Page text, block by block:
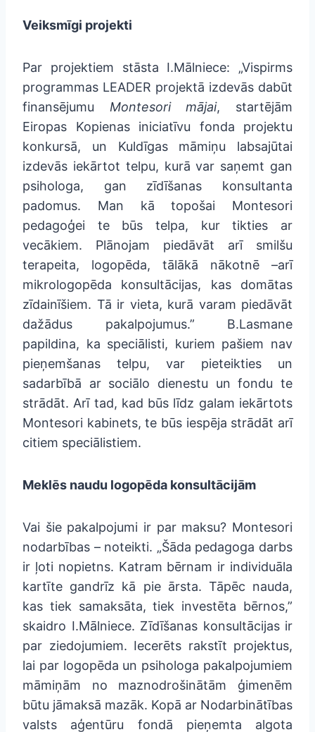
Veiksmīgi projekti
Par projektiem stāsta I.Mālniece: „Vispirms
programmas LEADER projektā izdevās dabūt
finansējumu Montesori mājai, startējām
Eiropas Kopienas iniciatīvu fonda projektu
konkursā, un Kuldīgas māmiņu labsajūtai
izdevās iekārtot telpu, kurā var saņemt gan
psihologa, gan zīdīšanas konsultanta
padomus. Man kā topošai Montesori
pedagoģei te būs telpa, kur tikties ar
vecākiem. Plānojam piedāvāt arī smilšu
terapeita, logopēda, tālākā nākotnē –arī
mikrologopēda konsultācijas, kas domātas
zīdainīšiem. Tā ir vieta, kurā varam piedāvāt
dažādus pakalpojumus.” B.Lasmane
papildina, ka speciālisti, kuriem pašiem nav
pieņemšanas telpu, var pieteikties un
sadarbībā ar sociālo dienestu un fondu te
strādāt. Arī tad, kad būs līdz galam iekārtots
Montesori kabinets, te būs iespēja strādāt arī
citiem speciālistiem.
Meklēs naudu logopēda konsultācijām
Vai šie pakalpojumi ir par maksu? Montesori
nodarbības – noteikti. „Šāda pedagoga darbs
ir ļoti nopietns. Katram bērnam ir individuāla
kartīte gandrīz kā pie ārsta. Tāpēc nauda,
kas tiek samaksāta, tiek investēta bērnos,”
skaidro I.Mālniece. Zīdīšanas konsultācijas ir
par ziedojumiem. Iecerēts rakstīt projektus,
lai par logopēda un psihologa pakalpojumiem
māmiņām no maznodrošinātām ģimenēm
būtu jāmaksā mazāk. Kopā ar Nodarbinātības
valsts aģentūru fondā pieņemta algota